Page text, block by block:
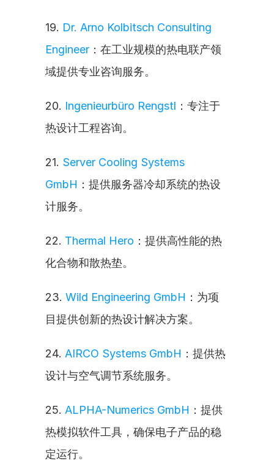
19. Dr. Arno Kolbitsch Consulting
Engineer ：在工业规模的热电联产领
域提供专业咨询服务。
20. Ingenieurbüro Rengstl ：专注于
热设计工程咨询。
21. Server Cooling Systems
GmbH ：提供服务器冷却系统的热设
计服务。
22. Thermal Hero ：提供高性能的热
化合物和散热垫。
23. Wild Engineering GmbH ：为项
目提供创新的热设计解决方案。
24. AIRCO Systems GmbH ：提供热
设计与空气调节系统服务。
25. ALPHA-Numerics GmbH ：提供
热模拟软件工具，确保电子产品的稳
定运行。